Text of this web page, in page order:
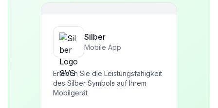
Silber
Mobile App
Erleben Sie die Leistungsfähigkeit
des Silber Symbols auf Ihrem
Mobilgerät